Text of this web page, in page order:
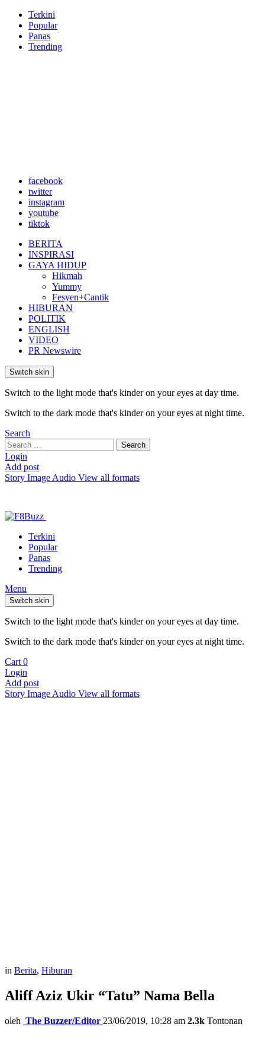
Terkini
Popular
Panas
Trending
facebook
twitter
instagram
youtube
tiktok
BERITA
INSPIRASI
GAYA HIDUP
Hikmah
Yummy
Fesyen+Cantik
HIBURAN
POLITIK
ENGLISH
VIDEO
PR Newswire
Switch skin
Switch to the light mode that's kinder on your eyes at day time.
Switch to the dark mode that's kinder on your eyes at night time.
Search
Search
for:
Search
Login
Add post
Story Image Audio View all formats
Terkini
Popular
Panas
Trending
Menu
Switch skin
Switch to the light mode that's kinder on your eyes at day time.
Switch to the dark mode that's kinder on your eyes at night time.
Cart 0
Login
Add post
Story Image Audio View all formats
in Berita, Hiburan
Aliff Aziz Ukir “Tatu” Nama Bella
oleh The Buzzer/Editor 23/06/2019, 10:28 am 2.3k Tontonan